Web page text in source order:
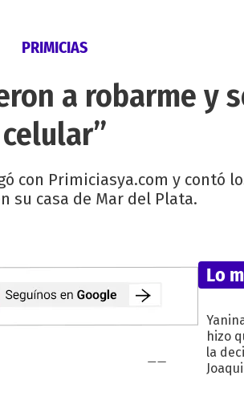
PRIMICIAS
a robarme y
celular”
con Primiciasya.com y contó
su casa de Mar del Plata.
Lo
hizo
la